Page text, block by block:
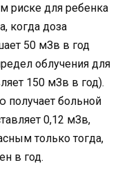
риске для ребенка
когда доза
50 мЗв в год
облучения для
150 мЗв в год).
получает больной
0,12 мЗв,
только тогда,
в год.